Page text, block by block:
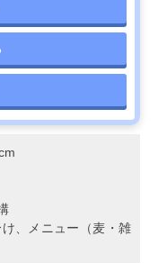
、メニュー（麦・雑